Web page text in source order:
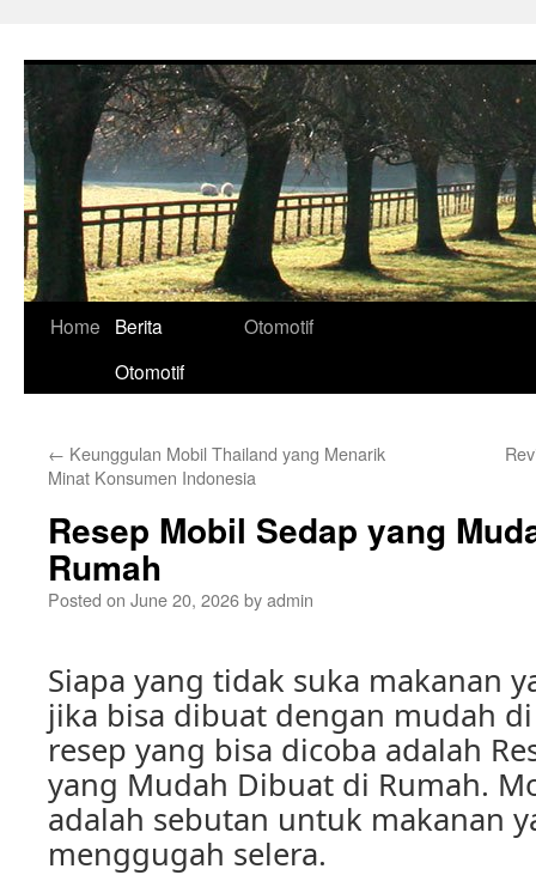
Home
Berita
Otomotif
Otomotif
← Keunggulan Mobil Thailand yang Menarik
Minat Konsumen Indonesia
Resep Mobil Sedap yang
Rumah
Posted on June 20, 2026byadmin
Siapa yang tidak suka makanan
jika bisa dibuat dengan mudah
resep yang bisa dicoba adalah
yang Mudah Dibuat di Rumah.
adalah sebutan untuk makanan
menggugah selera.